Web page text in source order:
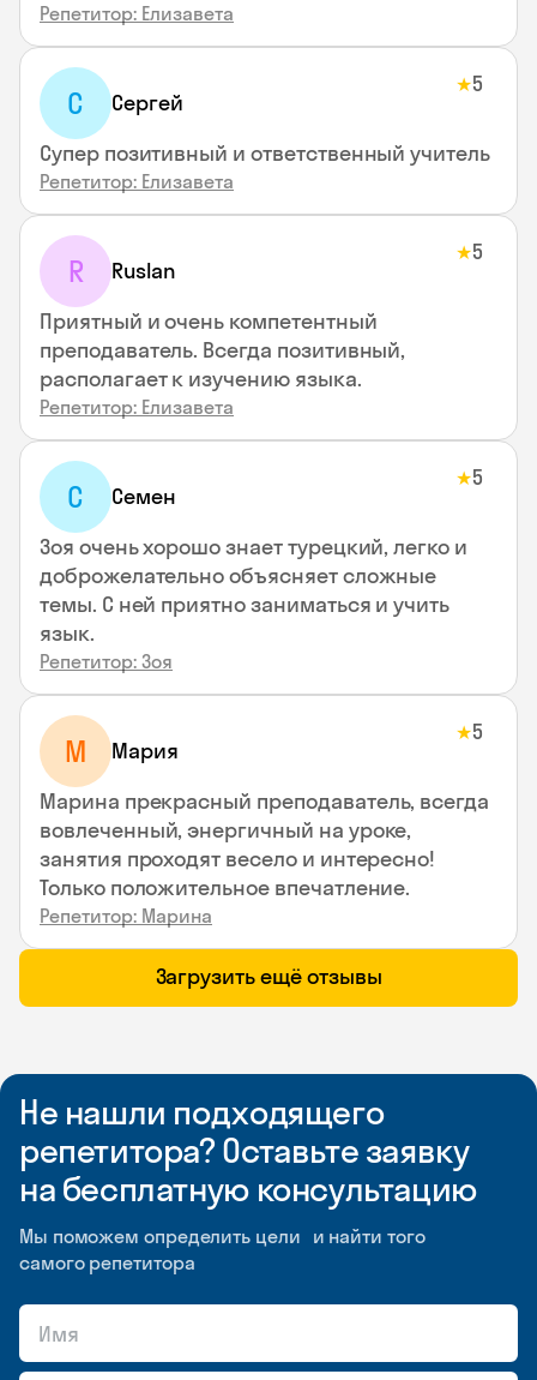
Репетитор: Елизавета
С Сергей
★5
Супер позитивный и ответственный учитель
Репетитор: Елизавета
R Ruslan
★5
Приятный и очень компетентный
преподаватель. Всегда позитивный,
располагает к изучению языка.
Репетитор: Елизавета
С Семен
★5
Зоя очень хорошо знает турецкий, легко и
доброжелательно объясняет сложные
темы. С ней приятно заниматься и учить
язык.
Репетитор: Зоя
М Мария
★5
Марина прекрасный преподаватель, всегда
вовлеченный, энергичный на уроке,
занятия проходят весело и интересно!
Только положительное впечатление.
Репетитор: Марина
Загрузить ещё отзывы
Не нашли подходящего
репетитора? Оставьте заявку
на бесплатную консультацию
Мы поможем определить цели и найти того
самого репетитора